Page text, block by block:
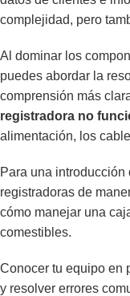
complejidad, pero
Al dominar los
puedes abordar la
comprensión más
registradora no
alimentación, los
Para una
registradoras de
cómo manejar una
comestibles.
Conocer tu equipo en
y resolver errores